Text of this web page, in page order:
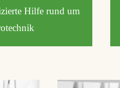
Hilfe rund um